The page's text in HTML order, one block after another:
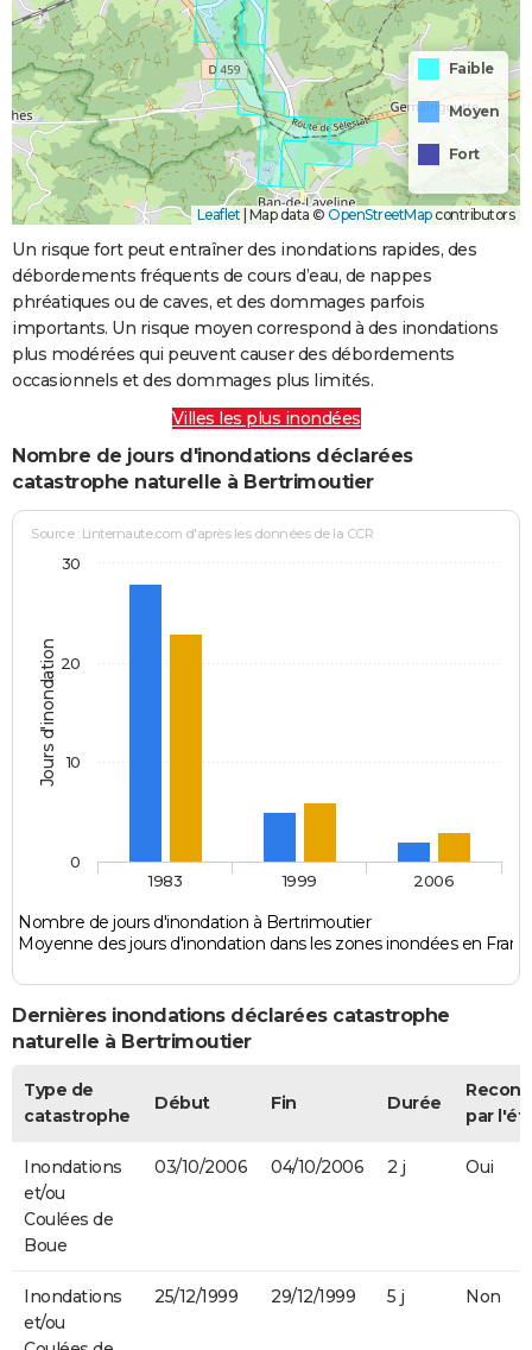
Faible
Moyen
Fort
Leaflet | Map data © OpenStreetMapcontributors
Un risque fort peut entraîner des inondations rapides, des
débordements fréquents de cours d’eau, de nappes
phréatiques ou de caves, et des dommages parfois
importants. Un risque moyen correspond à des inondations
plus modérées qui peuvent causer des débordements
occasionnels et des dommages plus limités.
Villes les plus inondées
Nombre de jours d'inondations déclarées
catastrophe naturelle à Bertrimoutier
Jours d'inondation
Source : Linternaute.com d'après les données de la CCR
Nombre de jours d'inondation à Bertrimoutier
Moyenne des jours d'inondation dans les zones inondées en
1983 1999 2006
0
10
20
30
Dernières inondations déclarées catastrophe
naturelle à Bertrimoutier
Type de
catastrophe
Début Fin Durée
par
Inondations
et/ou
Coulées de
Boue
03/10/2006 04/10/2006 2 j Oui
Inondations
et/ou
25/12/1999 29/12/1999 5 j Non